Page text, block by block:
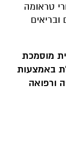
טראומה
מוסמכת
באמצעות
ורפואה